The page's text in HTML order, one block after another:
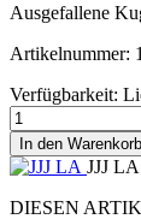
Ausgefallene
Artikelnummer:
Verfügbarkeit:
In den Warenkorb
JJJ LA
DIESEN